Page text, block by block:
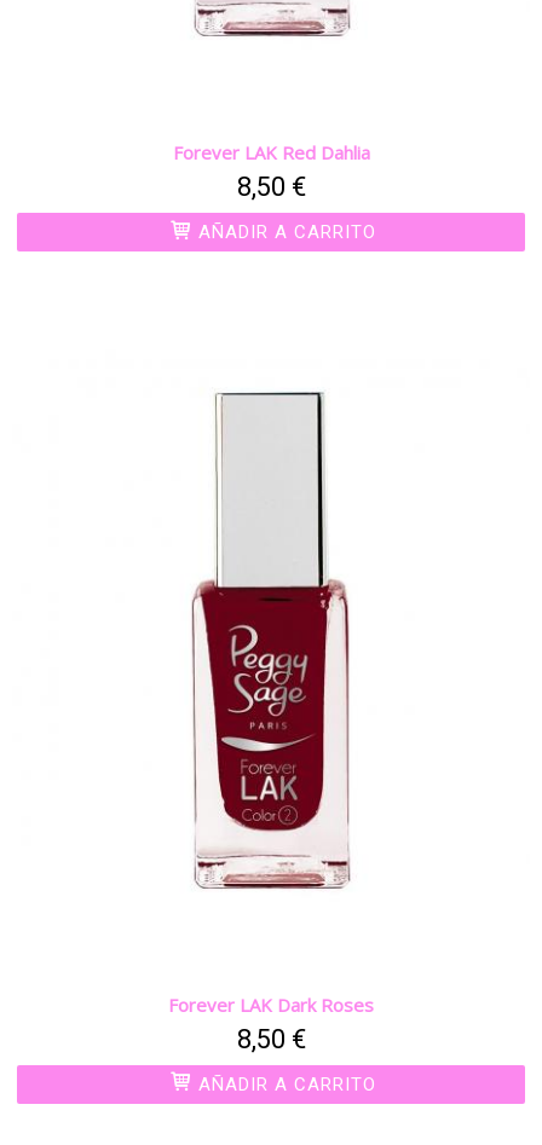
Forever LAK Red Dahlia
8,50 €
AÑADIR A CARRITO
Forever LAK Dark Roses
8,50 €
AÑADIR A CARRITO